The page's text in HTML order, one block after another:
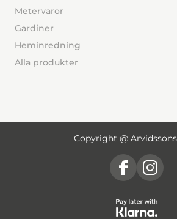
Metervaror
Gardiner
Heminredning
Alla produkter
Copyright @